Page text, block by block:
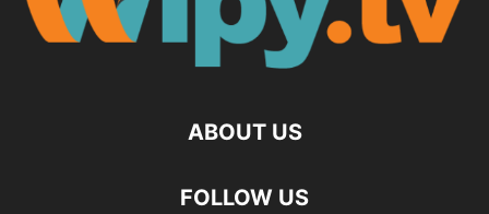
ABOUT US
FOLLOW US